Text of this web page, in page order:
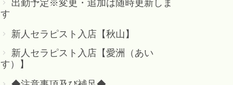
出勤予定※変更・追加は随時更新しま
す
新人セラピスト入店【秋山】
新人セラピスト入店【愛洲（あい
す）】